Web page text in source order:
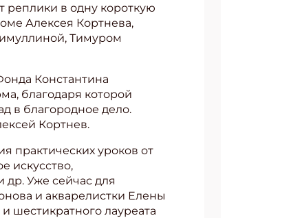
реплики в одну короткую
Алексея Кортнева,
Тимуром
Константина
благодаря которой
в благородное дело.
Кортнев.
практических уроков от
искусство,
др. Уже сейчас для
и акварелистки Елены
шестикратного лауреата